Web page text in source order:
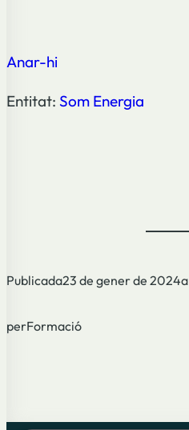
Anar-hi
Entitat: Som Energia
Publicada23 de gener de 2024a
perFormació